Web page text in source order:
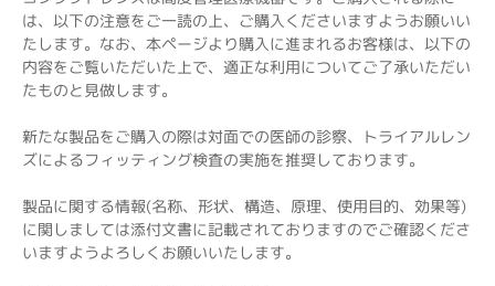
は、以下の注意をご一読の上、ご購入くださいますようお願いい
たします。なお、本ページより購入に進まれるお客様は、以下の
内容をご覧いただいた上で、適正な利用についてご了承いただい
たものと見做します。
新たな製品をご購入の際は対面での医師の診察、トライアルレン
ズによるフィッティング検査の実施を推奨しております。
製品に関する情報(名称、形状、構造、原理、使用目的、効果等)
に関しましては添付文書に記載されておりますのでご確認くださ
いますようよろしくお願いいたします。